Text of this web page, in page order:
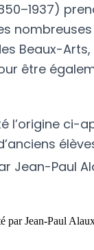
)
Beaux-
être
l’origine ci-
Jean-Paul
par Jean-Paul